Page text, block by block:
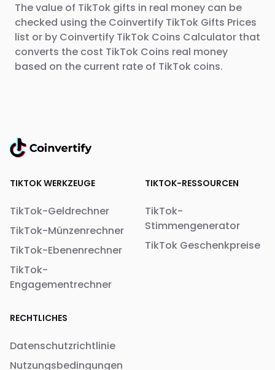
The value of TikTok gifts in real money can be
checked using the Coinvertify TikTok Gifts Prices
list or by Coinvertify TikTok Coins Calculator that
converts the cost TikTok Coins real money
based on the current rate of TikTok coins.
TIKTOK WERKZEUGE
TikTok-Geldrechner
TikTok-Münzenrechner
TikTok-Ebenenrechner
TikTok-
Engagementrechner
TIKTOK-RESSOURCEN
TikTok-
Stimmengenerator
TikTok Geschenkpreise
RECHTLICHES
Datenschutzrichtlinie
Nutzungsbedingungen